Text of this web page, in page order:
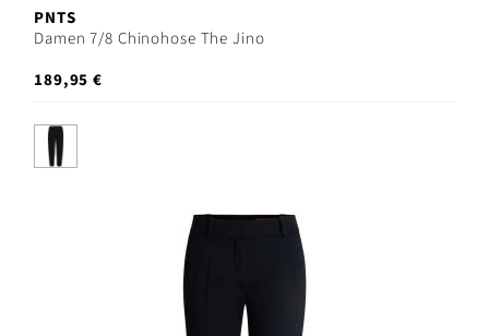
PNTS
Damen 7/8 Chinohose The Jino
189,95 €